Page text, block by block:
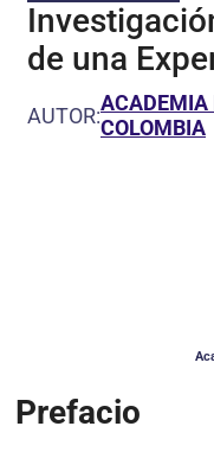
de una
AUTOR:ACADEMIA
COLOMBIA
Prefacio